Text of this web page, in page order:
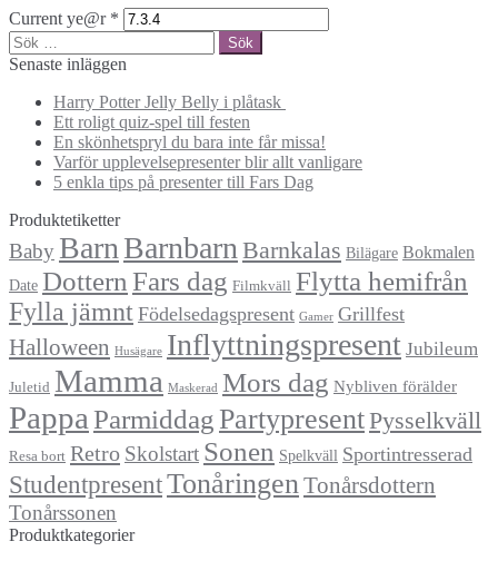
Current ye@r *
Sök
efter:
Senaste inläggen
Harry Potter Jelly Belly i plåtask
Ett roligt quiz-spel till festen
En skönhetspryl du bara inte får missa!
Varför upplevelsepresenter blir allt vanligare
5 enkla tips på presenter till Fars Dag
Produktetiketter
Baby Barn Barnbarn Barnkalas Bilägare Bokmalen
Date Dottern Fars dag Filmkväll Flytta hemifrån
Fylla jämnt Födelsedagspresent Gamer Grillfest
Halloween Husägare Inflyttningspresent Jubileum
Juletid Mamma Maskerad Mors dag Nybliven förälder
Pappa ParmiddagPartypresentPysselkväll
Resa bort Retro Skolstart Sonen Spelkväll Sportintresserad
StudentpresentTonåringen Tonårsdottern
Tonårssonen
Produktkategorier